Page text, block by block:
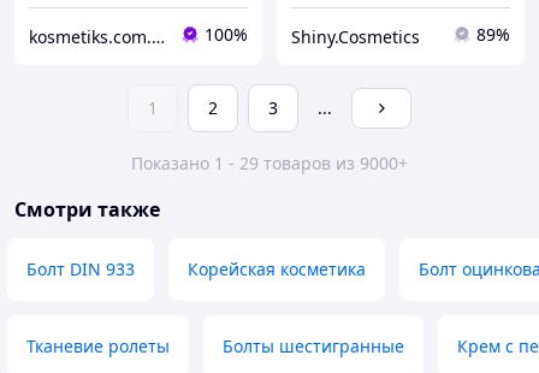
kosmetiks.com.ua 100% Shiny.Cosmetics 89%
1 2 3 ...
Показано 1 - 29 товаров из 9000+
Смотри также
Болт DIN 933 Корейская косметика Болт
Тканевие ролеты Болты шестигранные Крем с